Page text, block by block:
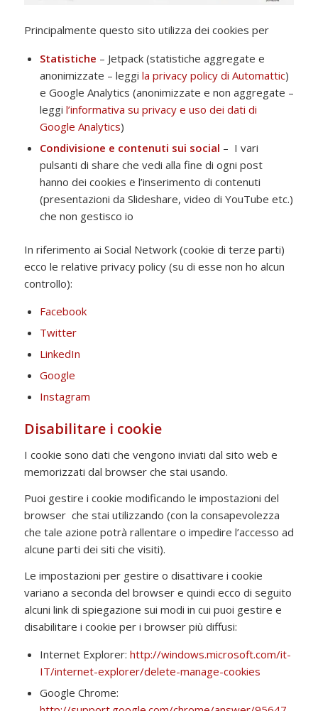
Principalmente questo sito utilizza dei cookies per
Statistiche – Jetpack (statistiche aggregate e
anonimizzate – leggi la privacy policy di Automattic)
e Google Analytics (anonimizzate e non aggregate –
leggi l’informativa su privacy e uso dei dati di
Google Analytics)
Condivisione e contenuti sui social – I vari
pulsanti di share che vedi alla fine di ogni post
hanno dei cookies e l’inserimento di contenuti
(presentazioni da Slideshare, video di YouTube etc.)
che non gestisco io
In riferimento ai Social Network (cookie di terze parti)
ecco le relative privacy policy (su di esse non ho alcun
controllo):
Facebook
Twitter
LinkedIn
Google
Instagram
Disabilitare i cookie
I cookie sono dati che vengono inviati dal sito web e
memorizzati dal browser che stai usando.
Puoi gestire i cookie modificando le impostazioni del
browser che stai utilizzando (con la consapevolezza
che tale azione potrà rallentare o impedire l’accesso ad
alcune parti dei siti che visiti).
Le impostazioni per gestire o disattivare i cookie
variano a seconda del browser e quindi ecco di seguito
alcuni link di spiegazione sui modi in cui puoi gestire e
disabilitare i cookie per i browser più diffusi:
Internet Explorer: http://windows.microsoft.com/it-
IT/internet-explorer/delete-manage-cookies
Google Chrome: